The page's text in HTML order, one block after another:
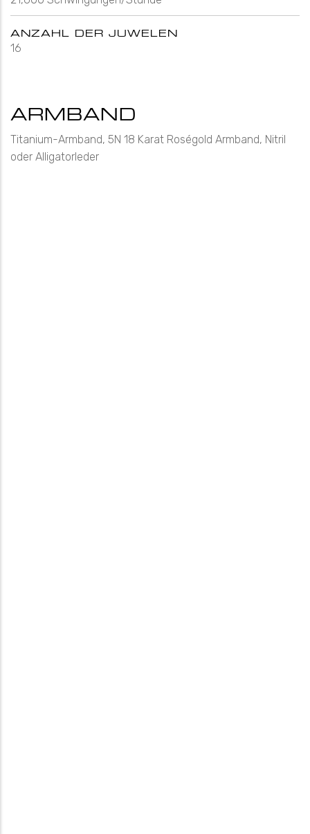
ANZAHL DER JUWELEN
16
ARMBAND
Titanium-Armband, 5N 18 Karat Roségold Armband, Nitril
oder Alligatorleder